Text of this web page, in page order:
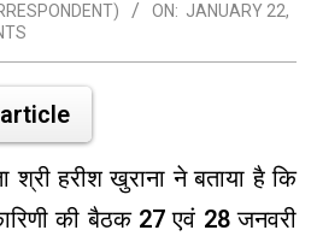
ON: JANUARY 22,
श्री हरीश खुराना ने बताया है कि
की बैठक 27 एवं 28 जनवरी